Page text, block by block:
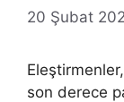
20 Şubat
son derece